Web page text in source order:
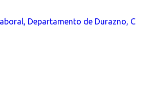
Departamento de Durazno, C